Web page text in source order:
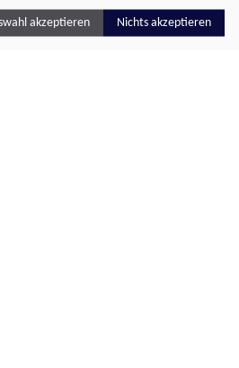
akzeptieren Nichts akzeptieren